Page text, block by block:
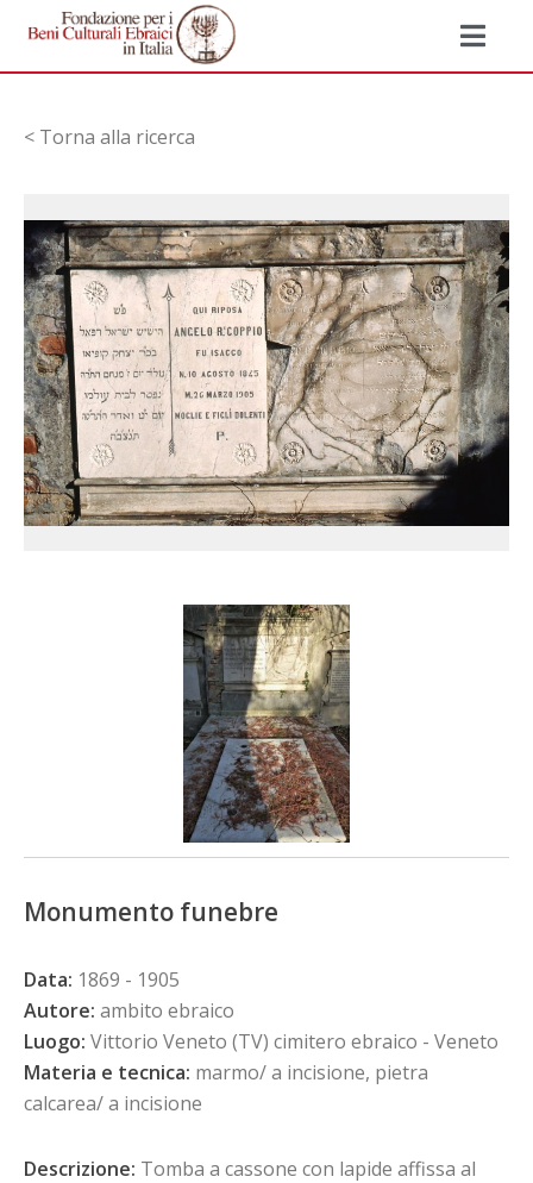
< Torna alla ricerca
Monumento funebre
Data: 1869 - 1905
Autore: ambito ebraico
Luogo: Vittorio Veneto (TV) cimitero ebraico - Veneto
Materia e tecnica: marmo/ a incisione, pietra
calcarea/ a incisione
Descrizione: Tomba a cassone con lapide affissa al